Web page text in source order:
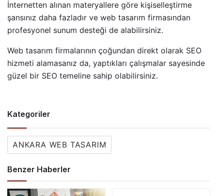
İnternetten alınan materyallere göre kişiselleştirme
şansınız daha fazladır ve web tasarım firmasından
profesyonel sunum desteği de alabilirsiniz.
Web tasarım firmalarının çoğundan direkt olarak SEO
hizmeti alamasanız da, yaptıkları çalışmalar sayesinde
güzel bir SEO temeline sahip olabilirsiniz.
Kategoriler
ANKARA WEB TASARIM
Benzer Haberler